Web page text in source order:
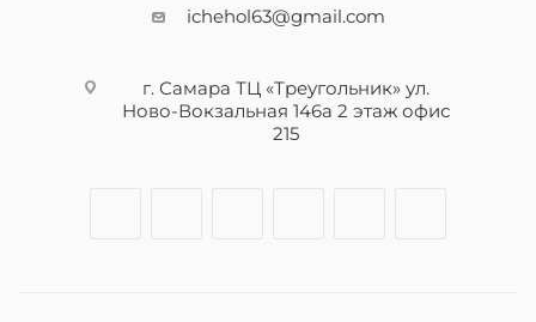
ichehol63@gmail.com
г. Самара ТЦ «Треугольник» ул.
Ново-Вокзальная 146а 2 этаж офис
215